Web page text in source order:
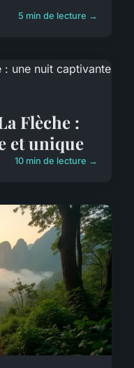
5 min de lecture →
Flèche :
et unique
10 min de lecture →